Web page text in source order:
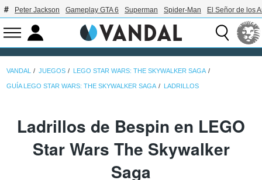
Peter Jackson Gameplay GTA 6 Superman Spider-Man El Señor de los
VANDAL JUEGOS LEGO STAR WARS: THE SKYWALKER SAGA
GUÍA LEGO STAR WARS: THE SKYWALKER SAGA LADRILLOS
Ladrillos de Bespin en LEGO
Star Wars The Skywalker
Saga